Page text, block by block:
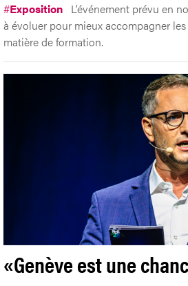
#Exposition L’événement prévu en
à évoluer pour mieux accompagner
matière de formation.
«Genève est une